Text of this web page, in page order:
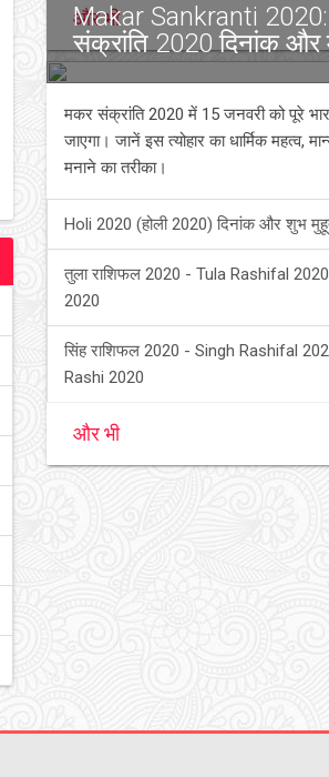
और भी
Makar Sankranti
संक्रांति 2020 दिनांक और
मकर संक्रांति 2020 में 15 जनवरी को पूरे
जाएगा। जानें इस त्योहार का धार्मिक महत्व,
मनाने का तरीका।
Holi 2020 (होली 2020) दिनांक और शुभ
तुला राशिफल 2020 - Tula Rashifal 2020
2020
सिंह राशिफल 2020 - Singh Rashifal
Rashi 2020
और भी